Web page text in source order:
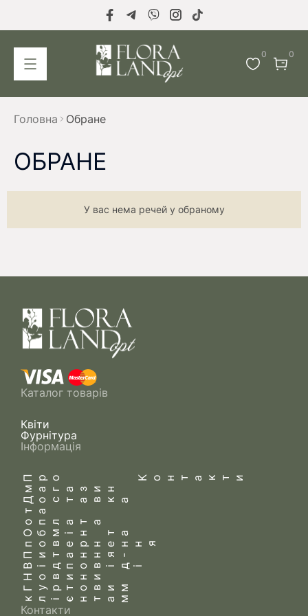
0 0
Головна Обране
ОБРАНЕ
У вас нема речей у обраному
Каталог товарів
Квіти
Фурнітура
Інформація
Про
магазин
Доставка
та
оплата
Обмін та
повернення
Питання-
Відповіді
Новини
Гуртовим
клієнтам
Контакти
Контакти